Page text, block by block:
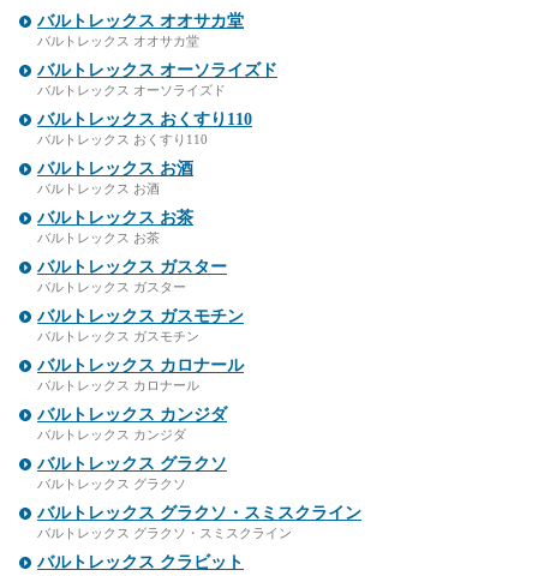
バルトレックス オオサカ堂
バルトレックス オオサカ堂
バルトレックス オーソライズド
バルトレックス オーソライズド
バルトレックス おくすり110
バルトレックス おくすり110
バルトレックス お酒
バルトレックス お酒
バルトレックス お茶
バルトレックス お茶
バルトレックス ガスター
バルトレックス ガスター
バルトレックス ガスモチン
バルトレックス ガスモチン
バルトレックス カロナール
バルトレックス カロナール
バルトレックス カンジダ
バルトレックス カンジダ
バルトレックス グラクソ
バルトレックス グラクソ
バルトレックス グラクソ・スミスクライン
バルトレックス グラクソ・スミスクライン
バルトレックス クラビット